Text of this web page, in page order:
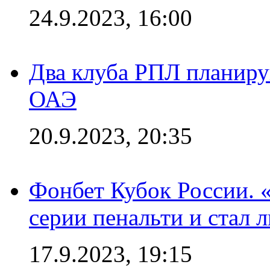
24.9.2023, 16:00
Два клуба РПЛ
ОАЭ
20.9.2023, 20:35
Фонбет Кубок России.
серии пенальти и стал
17.9.2023, 19:15